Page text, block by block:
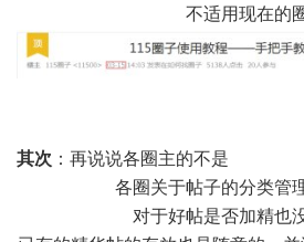
不适用现在的
其次 ：再说说各圈主的不是
各圈关于帖子的分类管
对于好帖是否加精也